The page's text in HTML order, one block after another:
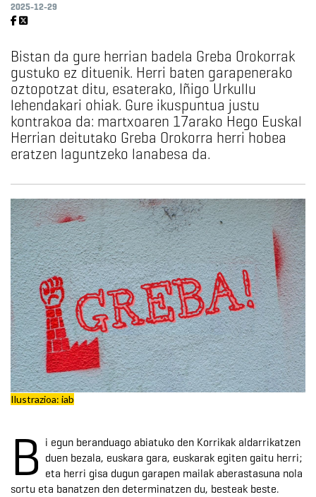
2025-12-29
Bistan da gure herrian badela Greba Orokorrak
gustuko ez dituenik. Herri baten garapenerako
oztopotzat ditu, esaterako, Iñigo Urkullu
lehendakari ohiak. Gure ikuspuntua justu
kontrakoa da: martxoaren 17arako Hego Euskal
Herrian deitutako Greba Orokorra herri hobea
eratzen laguntzeko lanabesa da.
Ilustrazioa: iab
B i egun beranduago abiatuko den Korrikak aldarrikatzen
duen bezala, euskara gara, euskarak egiten gaitu herri;
eta herri gisa dugun garapen mailak aberastasuna nola
sortu eta banatzen den determinatzen du, besteak beste.